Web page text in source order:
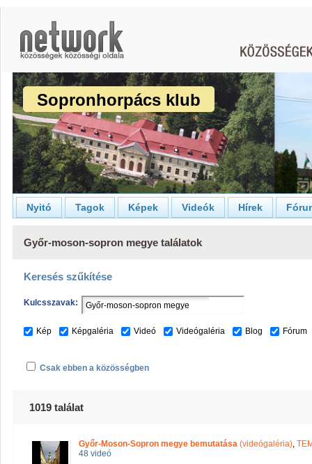
Sopronhorpács klub
Nyitó Tagok Képek Videók Hírek
Győr-moson-sopron megye találatok
Keresés szűkítése
Kulcsszavak:
Kép Képgaléria Videó Videógaléria Blog Fórum
Csak ebben a közösségben
1019 találat
Győr-Moson-Sopron megye bemutatása (videógaléria),
48 videó